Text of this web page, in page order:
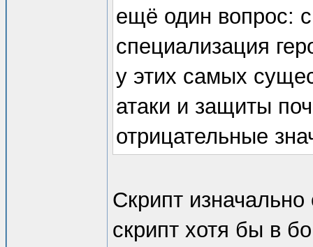
ещё один вопрос:
специализация
у этих самых
атаки и защиты
отрицательные
Скрипт
скрипт хотя бы в